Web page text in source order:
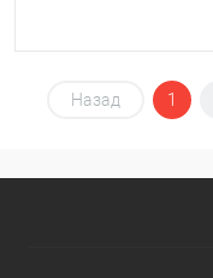
Назад 1